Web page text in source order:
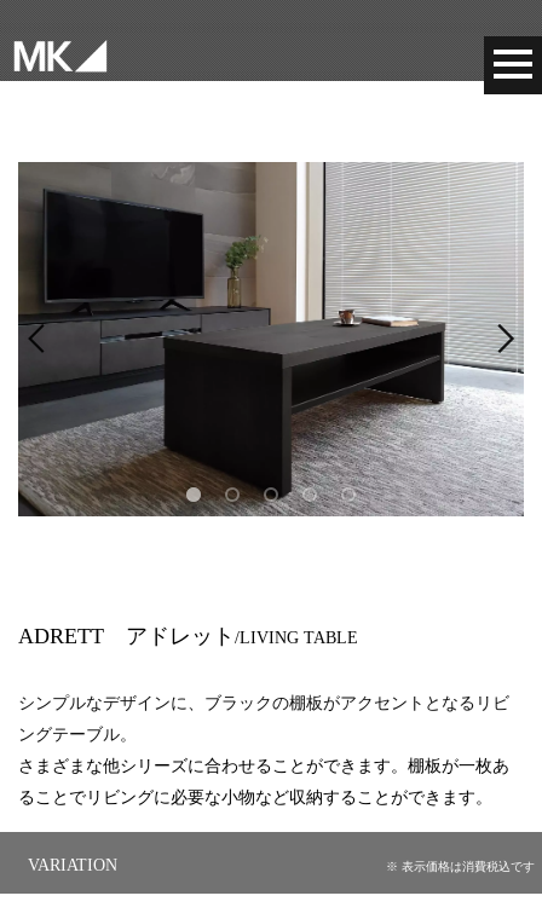
ADRETT アドレット /LIVING TABLE
シンプルなデザインに、ブラックの棚板がアクセントとなるリビ
ングテーブル。
さまざまな他シリーズに合わせることができます。棚板が一枚あ
ることでリ ビングに必要な小物など収納することができます。
VARIATION ※ 表示価格は消費税込です